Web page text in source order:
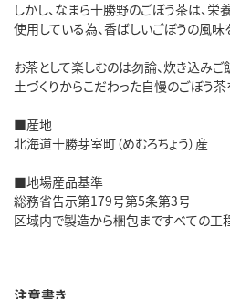
しかし、なまら十勝野のごぼう茶は、
使用している為、香ばしいごぼうの風味
お茶として楽しむのは勿論、炊き込みご
土づくりからこだわった自慢のごぼう茶
■産地
北海道十勝芽室町（めむろちょう）産
■地場産品基準
総務省告示第179号第5条第3号
区域内で製造から梱包まですべての工
注意書き